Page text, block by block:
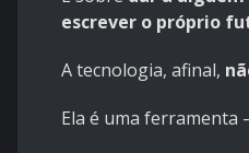
escrever o próprio
A tecnologia, afinal,
Ela é uma ferramenta